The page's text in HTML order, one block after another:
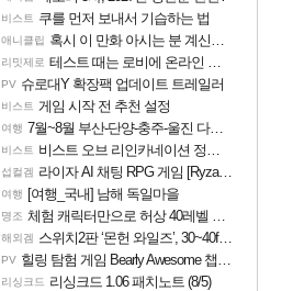
비스트 쿠를 먼저 보내서 기습하는 법
애니클립 혹시 이 만화 아시는 분 계신가요
리밋제로 테스트 때는 로비에 온라인 기능이 있는데
PV 슈로대Y 확장팩 업데이트 트레일러
비스트 게임 시작 전 추천 설정
여행 7월~8월 부산-단양-충주-울진 다녀왔어요~
비스트 비스트 오브 리인카네이션 정보/공략글 모음
섭컬겜 라이자 AI 채팅 RPG 게임 [RyzaChat: AI] 공개
여행 [여행_국내] 남해 독일마을
명조 체험 캐릭터만으로 허상 40레벨 하이와티아 5분 컷!｜에이메스·린네·모니에 명함
해외겜 스위치2판 ‘몬헌 와일즈’, 30~40fps 목표 추정
PV 힐링 탐험 게임 Bearly Awesome 챕터 1 트레일러
리싱크드 리싱크드 1.06 패치노트 (8/5)